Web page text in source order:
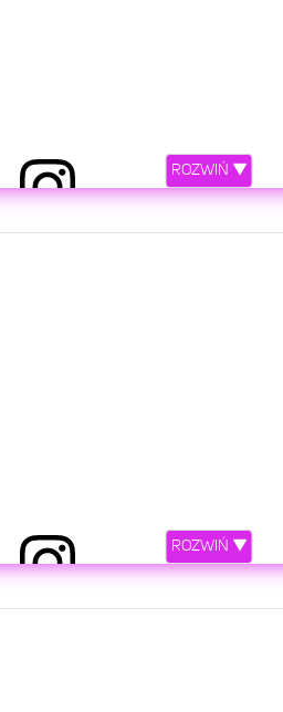
ROZWIŃ ▼
ROZWIŃ ▼